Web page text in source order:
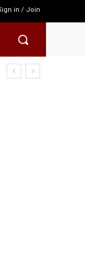
in / Join